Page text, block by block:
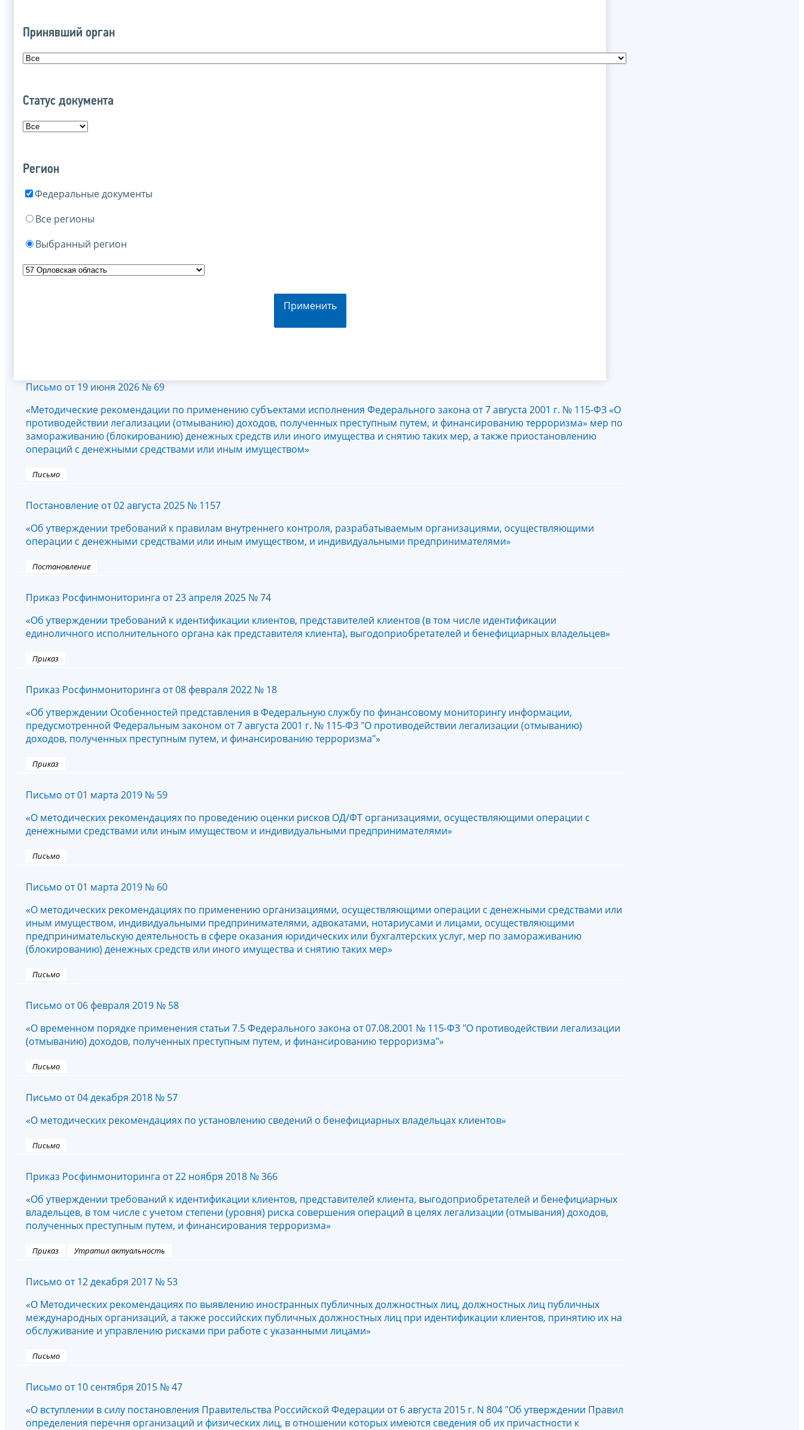
Принявший орган
Статус документа
Регион
Федеральные документы
Все регионы
Выбранный регион
Применить
Письмо от 19 июня 2026 № 69
«Методические рекомендации по применению субъектами исполнения Федерального закона от 7 августа 2001 г. № 115-ФЗ «О
противодействии легализации (отмыванию) доходов, полученных преступным путем, и финансированию терроризма» мер по
замораживанию (блокированию) денежных средств или иного имущества и снятию таких мер, а также приостановлению
операций с денежными средствами или иным имуществом»
Письмо
Постановление от 02 августа 2025 № 1157
«Об утверждении требований к правилам внутреннего контроля, разрабатываемым организациями, осуществляющими
операции с денежными средствами или иным имуществом, и индивидуальными предпринимателями»
Постановление
Приказ Росфинмониторинга от 23 апреля 2025 № 74
«Об утверждении требований к идентификации клиентов‚ представителей клиентов (в том числе идентификации
единоличного исполнительного органа как представителя клиента), выгодоприобретателей и бенефициарных владельцев»
Приказ
Приказ Росфинмониторинга от 08 февраля 2022 № 18
«Об утверждении Особенностей представления в Федеральную службу по финансовому мониторингу информации,
предусмотренной Федеральным законом от 7 августа 2001 г. № 115-ФЗ "О противодействии легализации (отмыванию)
доходов, полученных преступным путем, и финансированию терроризма"»
Приказ
Письмо от 01 марта 2019 № 59
«О методических рекомендациях по проведению оценки рисков ОД/ФТ организациями, осуществляющими операции с
денежными средствами или иным имуществом и индивидуальными предпринимателями»
Письмо
Письмо от 01 марта 2019 № 60
«О методических рекомендациях по применению организациями, осуществляющими операции с денежными средствами или
иным имуществом, индивидуальными предпринимателями, адвокатами, нотариусами и лицами, осуществляющими
предпринимательскую деятельность в сфере оказания юридических или бухгалтерских услуг, мер по замораживанию
(блокированию) денежных средств или иного имущества и снятию таких мер»
Письмо
Письмо от 06 февраля 2019 № 58
«О временном порядке применения статьи 7.5 Федерального закона от 07.08.2001 № 115-ФЗ "О противодействии легализации
(отмыванию) доходов, полученных преступным путем, и финансированию терроризма"»
Письмо
Письмо от 04 декабря 2018 № 57
«О методических рекомендациях по установлению сведений о бенефициарных владельцах клиентов»
Письмо
Приказ Росфинмониторинга от 22 ноября 2018 № 366
«Об утверждении требований к идентификации клиентов, представителей клиента, выгодоприобретателей и бенефициарных
владельцев, в том числе с учетом степени (уровня) риска совершения операций в целях легализации (отмывания) доходов,
полученных преступным путем, и финансирования терроризма»
Приказ Утратил актуальность
Письмо от 12 декабря 2017 № 53
«О Методических рекомендациях по выявлению иностранных публичных должностных лиц, должностных лиц публичных
международных организаций, а также российских публичных должностных лиц при идентификации клиентов, принятию их на
обслуживание и управлению рисками при работе с указанными лицами»
Письмо
Письмо от 10 сентября 2015 № 47
«О вступлении в силу постановления Правительства Российской Федерации от 6 августа 2015 г. N 804 "Об утверждении Правил
определения перечня организаций и физических лиц, в отношении которых имеются сведения об их причастности к